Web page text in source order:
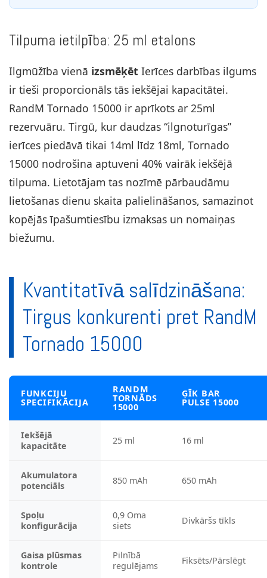
Tilpuma ietilpība: 25 ml etalons
Ilgmūžība vienā izsmēķēt Ierīces darbības ilgums
ir tieši proporcionāls tās iekšējai kapacitātei.
RandM Tornado 15000 ir aprīkots ar 25ml
rezervuāru. Tirgū, kur daudzas “ilgnoturīgas”
ierīces piedāvā tikai 14ml līdz 18ml, Tornado
15000 nodrošina aptuveni 40% vairāk iekšējā
tilpuma. Lietotājam tas nozīmē pārbaudāmu
lietošanas dienu skaita palielināšanos, samazinot
kopējās īpašumtiesību izmaksas un nomaiņas
biežumu.
Kvantitatīvā salīdzināšana:
Tirgus konkurenti pret RandM
Tornado 15000
FUNKCIJU
SPECIFIKĀCIJA
RANDM
TORNĀDS
15000
ĢĪK BAR
PULSE 15000
Iekšējā
kapacitāte
25 ml 16 ml
Akumulatora
potenciāls
850 mAh 650 mAh
Spoļu
konfigurācija
0,9 Oma
siets
Divkāršs tīkls
Gaisa plūsmas
kontrole
Pilnībā
regulējams
Fiksēts/Pārslēgt